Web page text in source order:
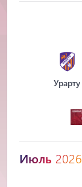
Урарту
Июль 2026